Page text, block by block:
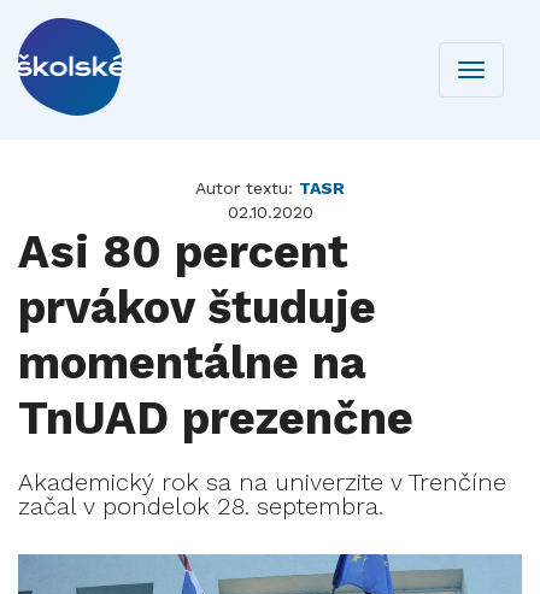
Toggle
Autor textu: TASR
02.10.2020
Asi 80 percent
prvákov študuje
momentálne na
TnUAD prezenčne
Akademický rok sa na univerzite v Trenčíne
začal v pondelok 28. septembra.